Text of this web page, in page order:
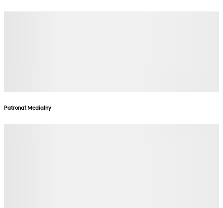
Patronat Medialny